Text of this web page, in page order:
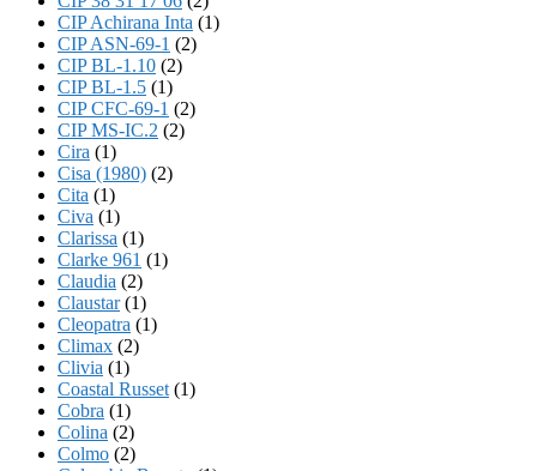
CIP Achirana Inta (1)
CIP ASN-69-1 (2)
CIP BL-1.10 (2)
CIP BL-1.5 (1)
CIP CFC-69-1 (2)
CIP MS-IC.2 (2)
Cira (1)
Cisa (1980) (2)
Cita (1)
Civa (1)
Clarissa (1)
Clarke 961 (1)
Claudia (2)
Claustar(1)
Cleopatra (1)
Climax (2)
Clivia (1)
Coastal Russet (1)
Cobra (1)
Colina (2)
Colmo (2)